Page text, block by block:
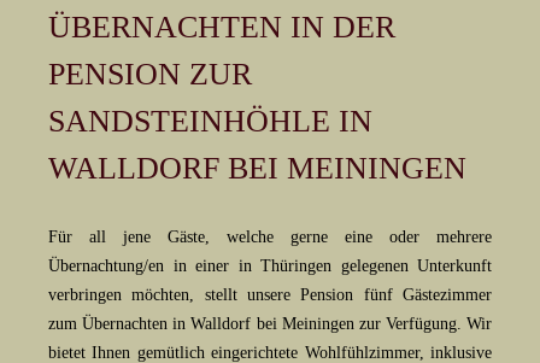
ÜBERNACHTEN IN DER
PENSION ZUR
SANDSTEINHÖHLE IN
WALLDORF BEI MEININGEN
Für all jene Gäste, welche gerne eine oder mehrere
Übernachtung/en in einer in Thüringen gelegenen Unterkunft
verbringen möchten, stellt unsere Pension fünf Gästezimmer
zum Übernachten in Walldorf bei Meiningen zur Verfügung. Wir
bietet Ihnen gemütlich eingerichtete Wohlfühlzimmer, inklusive